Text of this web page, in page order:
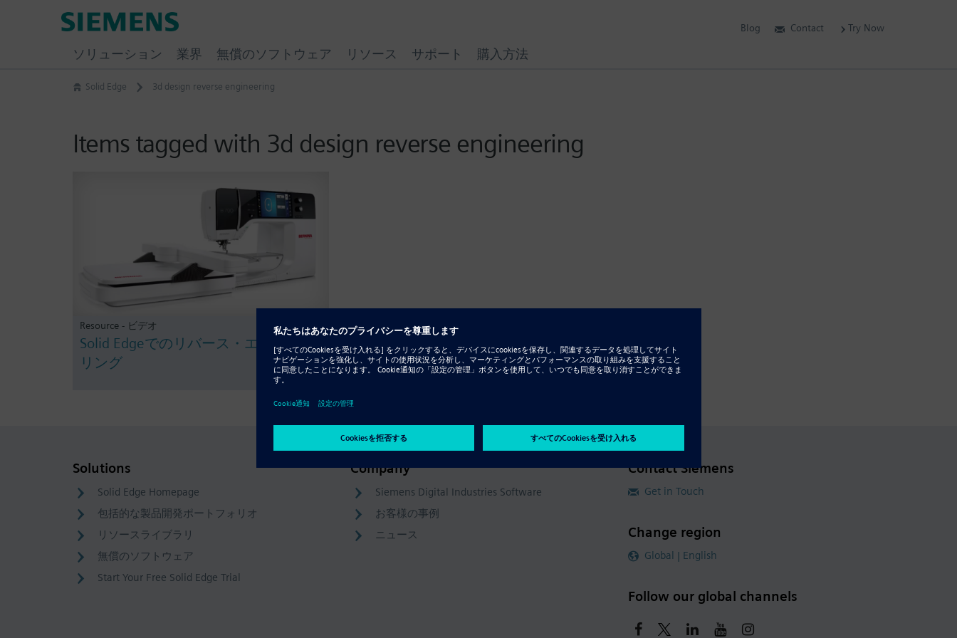
Solid Edge 3d design reverse engineering
Items tagged with 3d design reverse engineering
Resource - ビデオ
Solid Edgeでのリバース・エンジニア
リング
Solutions
Solid Edge Homepage
包括的な製品開発ポートフォリオ
リソースライブラリ
無償のソフトウェア
Start Your Free Solid Edge Trial
Company
Siemens Digital Industries Software
お客様の事例
ニュース
Contact Siemens
Get in Touch
Change region
Global | English
Follow our global channels
Blog Contact Try Now
ソリューション 業界 無償のソフトウェア リソース サポート 購入方法